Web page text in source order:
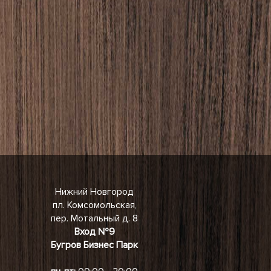
Нижний Новгород
пл. Комсомольская,
пер. Мотальный д. 8
Вход №9
Бугров Бизнес Парк